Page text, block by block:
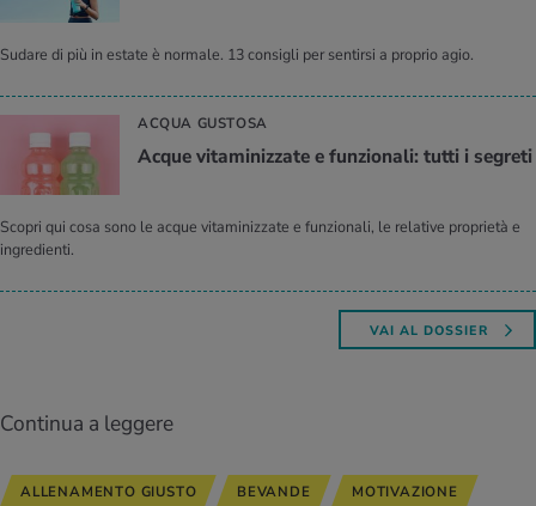
Sudare di più in estate è normale. 13 consigli per sentirsi a proprio agio.
ACQUA GUSTOSA
Acque vi­ta­mi­niz­za­te e fun­zio­na­li: tutti i se­gre­ti
Scopri qui cosa sono le acque vitaminizzate e funzionali, le relative proprietà e
ingredienti.
VAI AL DOSSIER
Continua a leggere
ALLENAMENTO GIUSTO BEVANDE MOTIVAZIONE